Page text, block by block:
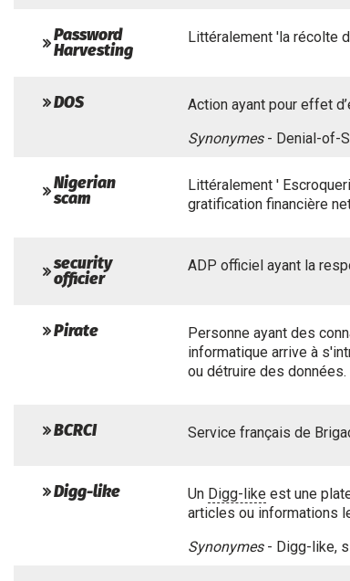
Password
Harvesting
Littéralement 'la récolte
DOS
Action ayant pour effet
Synonymes- Denial-of-
Nigerian
scam
Littéralement '
gratification financière
security
officier
ADP officiel ayant la
Pirate Personne ayant des
informatique arrive à
ou détruire des données.
BCRCI Service français de
Digg-like Un Digg-like est une
articles ou informations
Synonymes- Digg-like,